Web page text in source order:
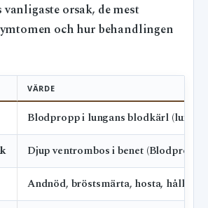
orsak, de mest
och hur behandlingen
VÄRDE
Blodpropp i lungans blodkärl
Djup ventrombos i benet
Andnöd, bröstsmärta, hosta, håll i